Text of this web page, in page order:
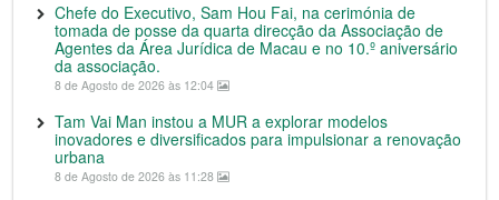
Chefe do Executivo, Sam Hou Fai, na cerimónia de
tomada de posse da quarta direcção da Associação de
Agentes da Área Jurídica de Macau e no 10.º aniversário
da associação.
8 de Agosto de 2026 às 12:04
Tam Vai Man instou a MUR a explorar modelos
inovadores e diversificados para impulsionar a renovação
urbana
8 de Agosto de 2026 às 11:28